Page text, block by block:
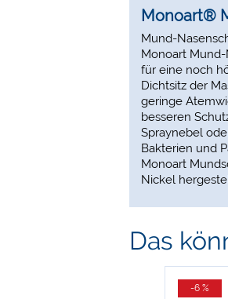
Monoart®
Mund-
Monoart Mund-
für eine noch
Dichtsitz der
geringe
besseren
Spraynebel
Bakterien und
Monoart
Nickel
Das
-6 %